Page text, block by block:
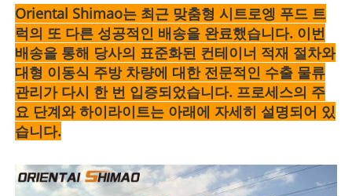
Oriental Shimao는 최근 맞춤형 시트로엥 푸드 트
럭의 또 다른 성공적인 배송을 완료했습니다. 이번
배송을 통해 당사의 표준화된 컨테이너 적재 절차와
대형 이동식 주방 차량에 대한 전문적인 수출 물류
관리가 다시 한 번 입증되었습니다. 프로세스의 주
요 단계와 하이라이트는 아래에 자세히 설명되어 있
습니다.